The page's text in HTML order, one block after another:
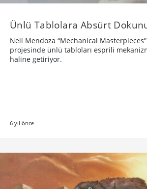
Ünlü Tablolara Absürt
Neil Mendoza “Mechanical
projesinde ünlü tabloları esprili
haline getiriyor.
6 yıl önce